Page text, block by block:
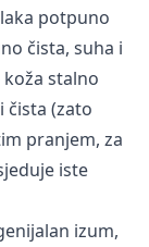
potpuno
čista, suha i
stalno
čista (zato
pranjem, za
iste
izum,